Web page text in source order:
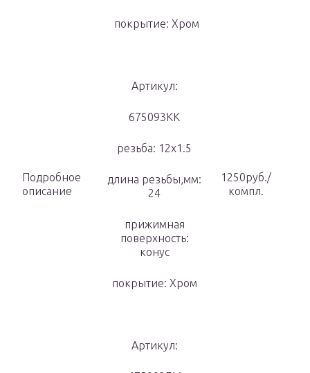
покрытие: Хром
Подробное
описание
Артикул:
675093KK
резьба: 12х1.5
длина резьбы,мм:
24
прижимная
поверхность:
конус
покрытие: Хром
1250руб./
компл.
Артикул: